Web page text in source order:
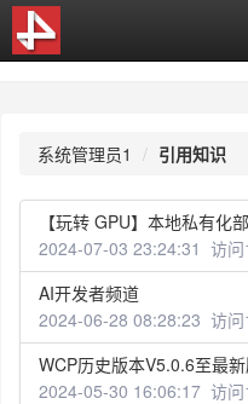
系统管理员1 引用知识
【玩转 GPU】本地私有化
2024-07-03 23:24:31 访问
AI开发者频道
2024-06-28 08:28:23 访问
WCP历史版本V5.0.6至最
2024-05-30 16:06:17 访